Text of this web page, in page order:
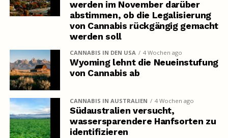
werden im November darüber
abstimmen, ob die Legalisierung
von Cannabis rückgängig gemacht
werden soll
CANNABIS IN DEN USA 4 Wochen ago
Wyoming lehnt die Neueinstufung
von Cannabis ab
CANNABIS IN AUSTRALIEN 4 Wochen ago
Südaustralien versucht,
wassersparendere Hanfsorten zu
identifizieren